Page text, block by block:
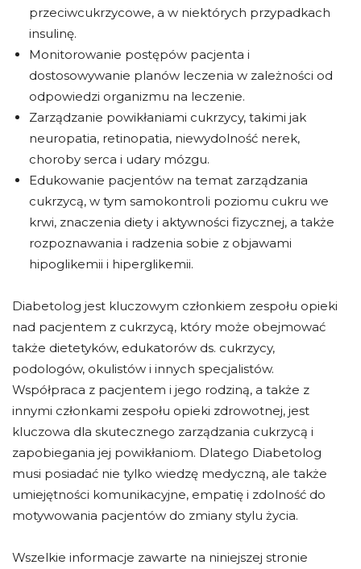
przeciwcukrzycowe, a w niektórych przypadkach
insulinę.
Monitorowanie postępów pacjenta i
dostosowywanie planów leczenia w zależności od
odpowiedzi organizmu na leczenie.
Zarządzanie powikłaniami cukrzycy, takimi jak
neuropatia, retinopatia, niewydolność nerek,
choroby serca i udary mózgu.
Edukowanie pacjentów na temat zarządzania
cukrzycą, w tym samokontroli poziomu cukru we
krwi, znaczenia diety i aktywności fizycznej, a także
rozpoznawania i radzenia sobie z objawami
hipoglikemii i hiperglikemii.
Diabetolog jest kluczowym członkiem zespołu opieki
nad pacjentem z cukrzycą, który może obejmować
także dietetyków, edukatorów ds. cukrzycy,
podologów, okulistów i innych specjalistów.
Współpraca z pacjentem i jego rodziną, a także z
innymi członkami zespołu opieki zdrowotnej, jest
kluczowa dla skutecznego zarządzania cukrzycą i
zapobiegania jej powikłaniom. Dlatego Diabetolog
musi posiadać nie tylko wiedzę medyczną, ale także
umiejętności komunikacyjne, empatię i zdolność do
motywowania pacjentów do zmiany stylu życia.
Wszelkie informacje zawarte na niniejszej stronie